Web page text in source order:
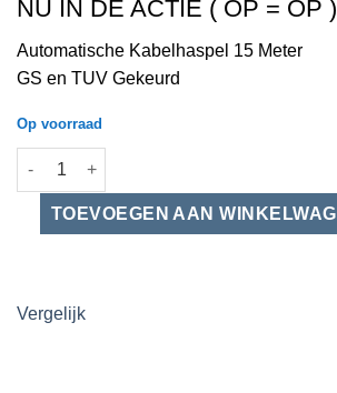
was:
€ 99.00.
is:
€ 79.00.
NU IN DE ACTIE ( OP = OP )
Automatische Kabelhaspel 15 Meter
GS en TUV Gekeurd
Op voorraad
Automatische kabelhaspel 15 Meter aantal
Vergelijk